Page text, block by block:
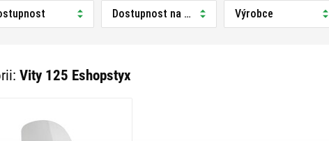
Dostupnost na prodejně Výrobce
Vity 125 Eshopstyx